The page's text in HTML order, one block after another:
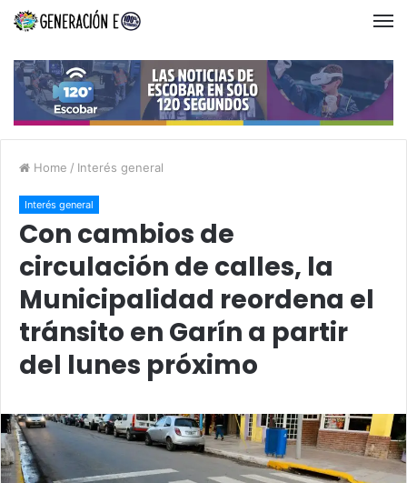
Home / Interés general
Interés general
Con cambios de
circulación de calles, la
Municipalidad reordena el
tránsito en Garín a partir
del lunes próximo